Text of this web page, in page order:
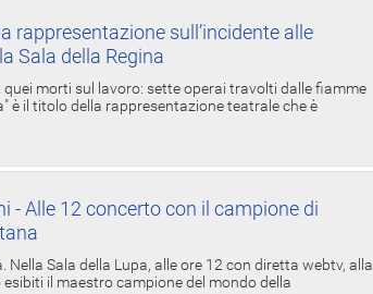
rappresentazione sull’incidente alle
Sala della Regina
morti sul lavoro: sette operai travolti dalle fiamme
è il titolo della rappresentazione teatrale che è
- Alle 12 concerto con il campione di
Sala della Lupa, alle ore 12 con diretta webtv, alla
il maestro campione del mondo della